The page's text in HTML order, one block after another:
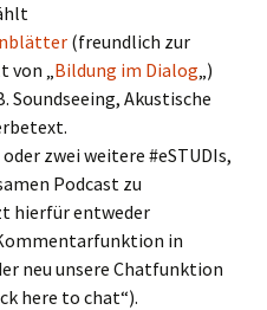
(freundlich zur
von „Bildung im Dialog„)
Soundseeing, Akustische
zwei weitere #eSTUDIs,
Podcast zu
hierfür entweder
in
neu unsere Chatfunktion
here to chat“).